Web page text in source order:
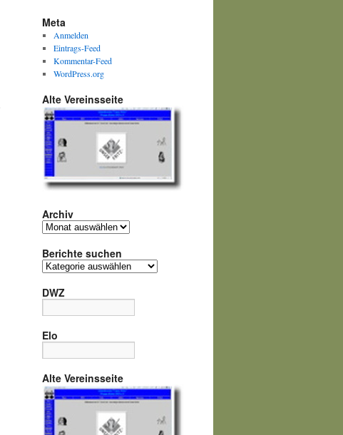
Meta
Anmelden
Eintrags-Feed
Kommentar-Feed
WordPress.org
Alte Vereinsseite
Archiv
Archiv
Berichte suchen
Berichte
DWZ
Elo
Alte Vereinsseite